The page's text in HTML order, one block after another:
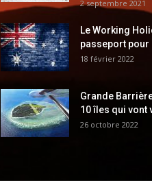
2 septembre 2021
Le Working
passeport pour
18 février 2022
Grande
10 îles qui vont
26 octobre 2022